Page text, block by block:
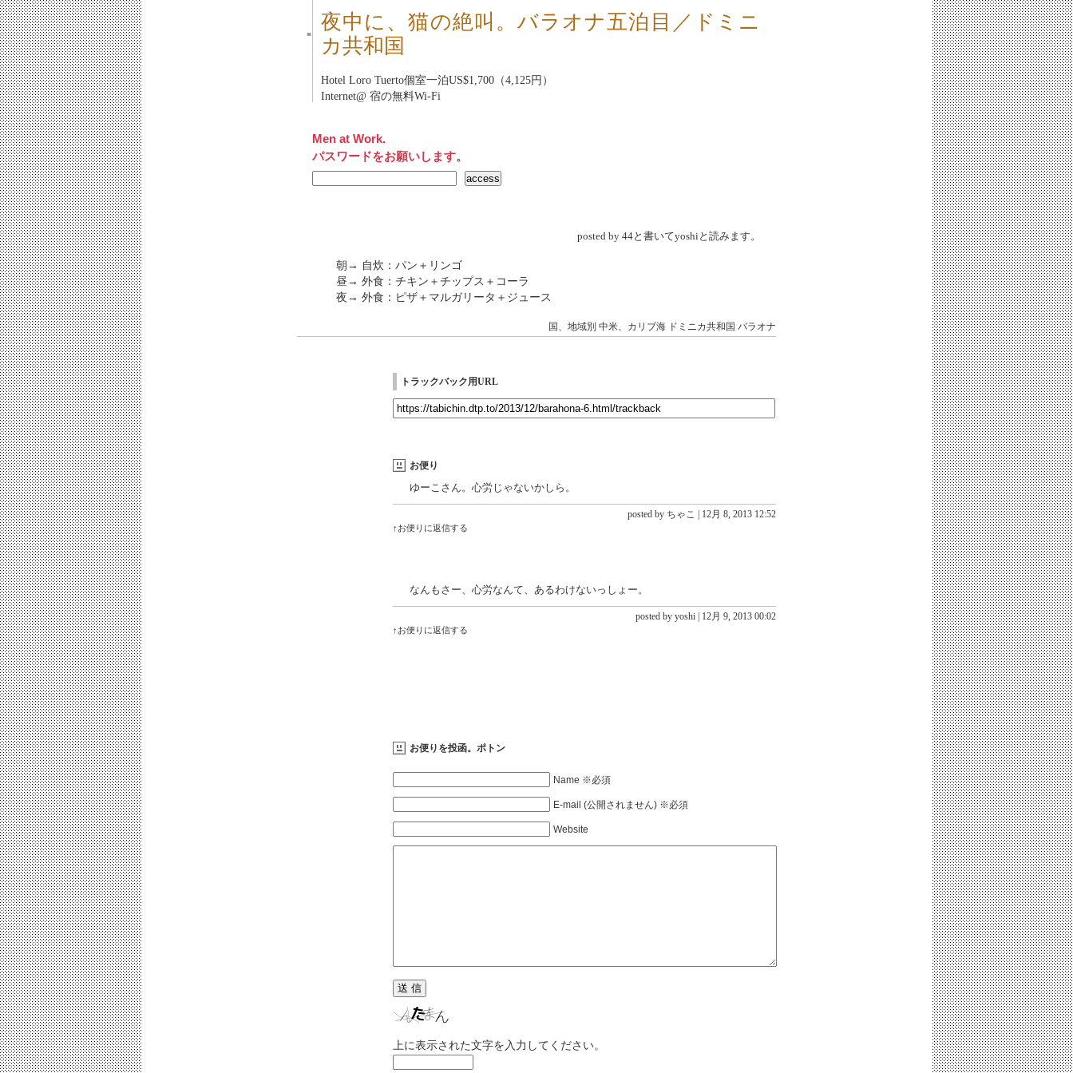
■
夜中に、猫の絶叫。バラオナ五泊目／ドミニ
カ共和国
Hotel Loro Tuerto個室一泊US$1,700（4,125円）
Internet@ 宿の無料Wi-Fi
Men at Work.
パスワードをお願いします。
posted by 44と書いてyoshiと読みます。
朝→ 自炊：パン＋リンゴ
昼→ 外食：チキン＋チップス＋コーラ
夜→ 外食：ピザ＋マルガリータ＋ジュース
国、地域別 中米、カリブ海 ドミニカ共和国 バラオナ
トラックバック用URL
お便り
ゆーこさん。心労じゃないかしら。
posted by ちゃこ | 12月 8, 2013 12:52
↑お便りに返信する
なんもさー、心労なんて、あるわけないっしょー。
posted by yoshi | 12月 9, 2013 00:02
↑お便りに返信する
お便りを投函。ポトン
Name ※必須
E-mail (公開されません) ※必須
Website
上に表示された文字を入力してください。